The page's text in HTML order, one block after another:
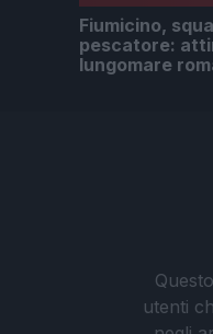
Fiumicino,
pescatore:
lungomare
utenti